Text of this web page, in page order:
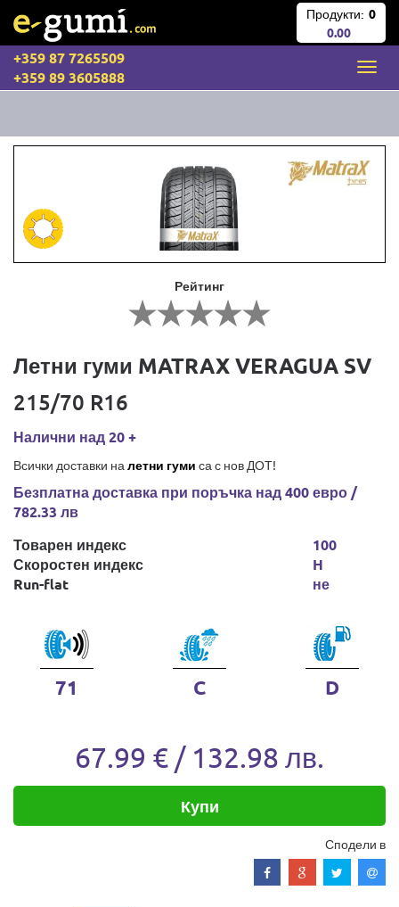
Продукти: 0
0.00
+359 87 7265509
+359 89 3605888
Рейтинг
Летни гуми MATRAX VERAGUA SV
215/70 R16
Налични над 20 +
Всички доставки на летни гуми са с нов ДОТ!
Безплатна доставка при поръчка над 400 евро /
782.33 лв
Товарен индекс
Скоростен индекс
Run-flat
100
H
не
71 C D
67.99 € / 132.98 лв.
Купи
Сподели в